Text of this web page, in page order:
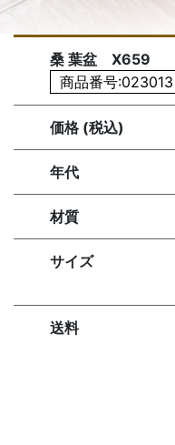
桑 葉盆 X659
商品番号:023013
価格 (税込)
年代
材質
サイズ
送料